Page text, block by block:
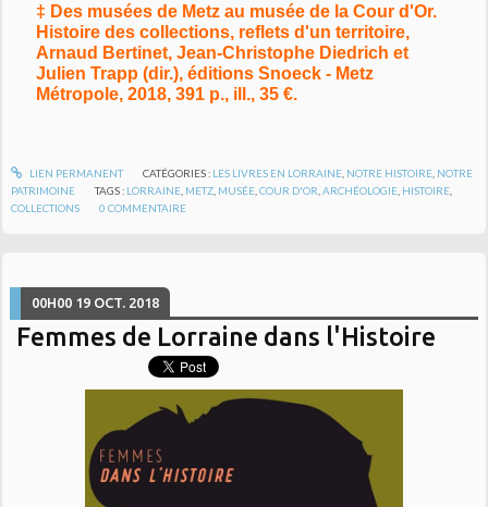
‡ Des musées de Metz au musée de la Cour d'Or.
Histoire des collections, reflets d'un territoire,
Arnaud Bertinet, Jean-Christophe Diedrich et
Julien Trapp (dir.), éditions Snoeck - Metz
Métropole, 2018, 391 p., ill., 35 €.
LIEN PERMANENT CATÉGORIES : LES LIVRES EN LORRAINE, NOTRE HISTOIRE, NOTRE
PATRIMOINE
TAGS : LORRAINE METZ MUSÉE ,COUR D'OR ,ARCHÉOLOGIE HISTOIRE
COLLECTIONS
0 COMMENTAIRE
00H00 19 OCT. 2018
Femmes de Lorraine dans l'Histoire